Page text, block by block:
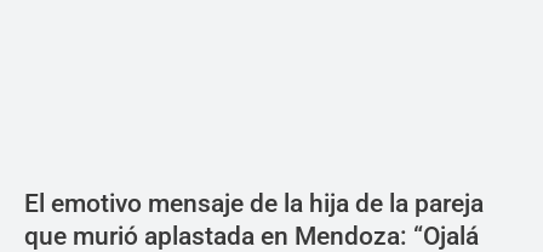
El emotivo mensaje de la hija de la pareja
que murió aplastada en Mendoza: “Ojalá